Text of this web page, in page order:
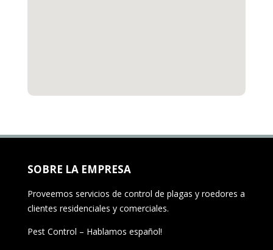
SOBRE LA EMPRESA
Proveemos servicios de control de plagas y roedores a
clientes residenciales y comerciales.
Pest Control – Hablamos español!